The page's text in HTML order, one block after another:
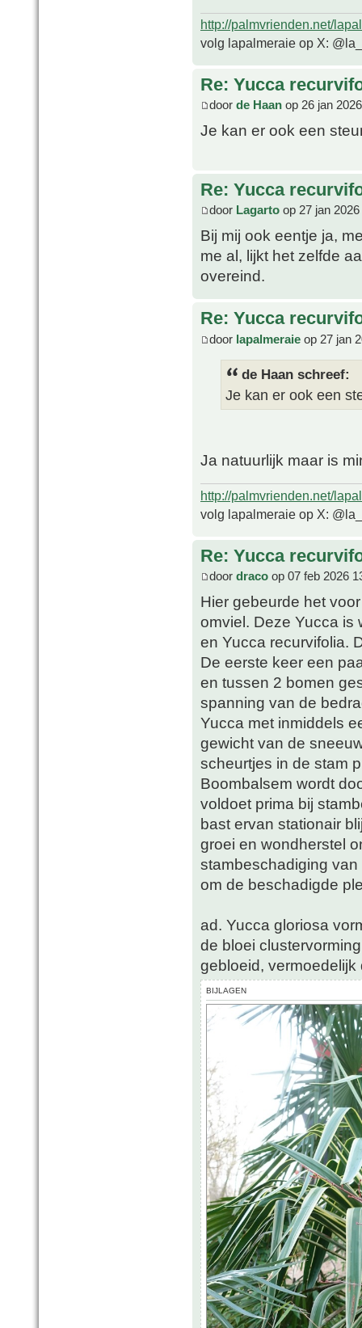
http://palmvrienden.net/
volg lapalmeraie op X:
Re: Yucca
door de Haan op 26 jan
Je kan er ook een
Re: Yucca
door Lagarto op 27 jan
Bij mij ook eentje ja,
me al, lijkt het zelfde
overeind.
Re: Yucca
door lapalmeraie op 27 jan
de Haan schreef:
Je kan er ook een
Ja natuurlijk maar is
http://palmvrienden.net/
volg lapalmeraie op X:
Re: Yucca
door draco op 07 feb 2026
Hier gebeurde het
omviel. Deze Yucca is
en Yucca recurvifolia.
De eerste keer een
en tussen 2 bomen
spanning van de
Yucca met inmiddels
gewicht van de
scheurtjes in de stam
Boombalsem wordt
voldoet prima bij
bast ervan stationair
groei en wondherstel
stambeschadiging
om de beschadigde
ad. Yucca gloriosa
de bloei
gebloeid,
BIJLAGEN